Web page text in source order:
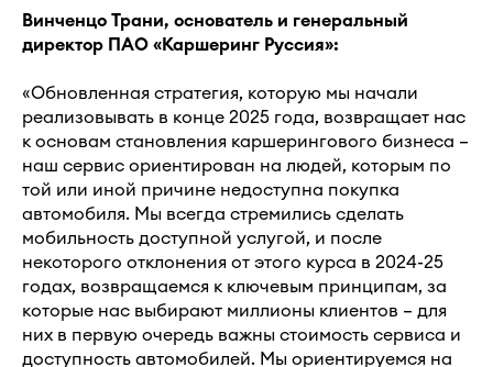
Винченцо Трани, основатель и генеральный
директор ПАО «Каршеринг Руссия»:
«Обновленная стратегия, которую мы начали
реализовывать в конце 2025 года, возвращает нас
к основам становления каршерингового бизнеса –
наш сервис ориентирован на людей, которым по
той или иной причине недоступна покупка
автомобиля. Мы всегда стремились сделать
мобильность доступной услугой, и после
некоторого отклонения от этого курса в 2024-25
годах, возвращаемся к ключевым принципам, за
которые нас выбирают миллионы клиентов – для
них в первую очередь важны стоимость сервиса и
доступность автомобилей. Мы ориентируемся на